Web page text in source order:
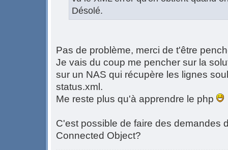
Désolé.
Pas de problème, merci de t'être
Je vais du coup me pencher sur la
sur un NAS qui récupère les lignes
status.xml.
Me reste plus qu'à apprendre le php
C'est possible de faire des demandes
Connected Object?